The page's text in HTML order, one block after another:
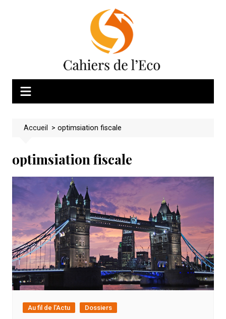
Accueil >optimsiation fiscale
optimsiation fiscale
Au fil de l'Actu Dossiers